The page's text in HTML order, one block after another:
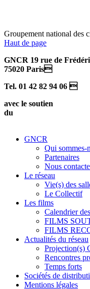
Groupement national des
Haut de page
GNCR 19 rue de
75020 Paris
Tel. 01 42 82 94 06 
avec le soutien
du
GNCR
Qui sommes-
Partenaires
Nous
Le réseau
Vie(s) des
Le Collectif
Les films
Calendrier
FILMS
FILMS
Actualités du réseau
Projection(s)
Rencontres
Temps forts
Sociétés de
Mentions légales